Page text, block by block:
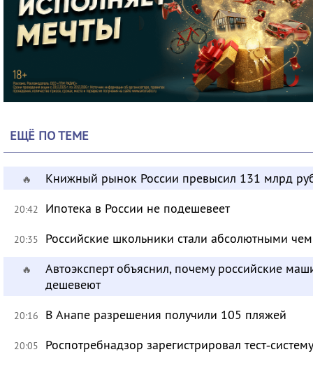
ЕЩЁ ПО ТЕМЕ
🔥 Книжный рынок России превысил 131 млрд
20:42 Ипотека в России не подешевеет
20:35 Российские школьники стали абсолютными
🔥
Автоэксперт объяснил, почему российские
дешевеют
20:16 В Анапе разрешения получили 105 пляжей
20:05 Роспотребнадзор зарегистрировал